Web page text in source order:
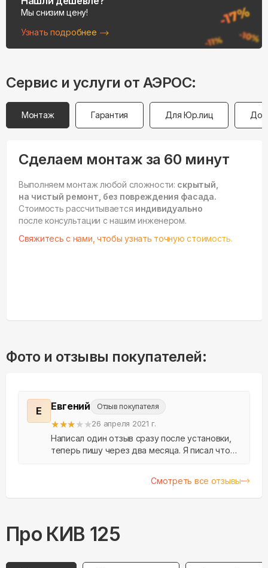
Мы снизим цену!
Узнать подробнее
Сервис и услуги от АЭРОС:
Монтаж Гарантия Для Юр.лиц
Сделаем монтаж за 60 минут
Выполняем монтаж любой сложности: скрытый,
на чистый ремонт, без повреждения фасада.
Стоимость рассчитывается индивидуально
после консультации с нашим инженером.
Свяжитесь с нами, чтобы узнать точную стоимость.
Фото и отзывы покупателей:
Е Евгений Отзыв покупателя
★★★★ ★26 апреля 2021 г.
Написал один отзыв сразу после установки,
теперь пишу через два месяца. Я писал что
Смотреть все отзывы
Про КИВ 125